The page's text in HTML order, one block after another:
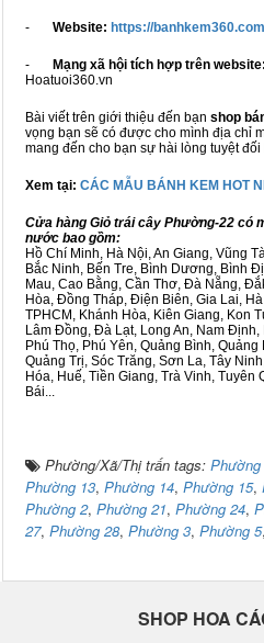
- Website: https://
- Mạng xã hội tích hợp trên website:
Hoatuoi360.vn
Bài viết trên giới thiệu đến bạn shop
vọng bạn sẽ có được cho mình địa chỉ
mang đến cho bạn sự hài lòng tuyệt
Xem tại: CÁC MẪU BÁNH KEM HOT
Cửa hàng Giỏ trái cây Phường-22 có
nước bao gồm:
Hồ Chí Minh, Hà Nội, An Giang, Vũng
Bắc Ninh, Bến Tre, Bình Dương, Bình
Mau, Cao Bằng, Cần Thơ, Đà Nẵng,
Hòa, Đồng Tháp, Điện Biên, Gia Lai,
TPHCM, Khánh Hòa, Kiên Giang, Kon
Lâm Đồng, Đà Lạt, Long An, Nam
Phú Thọ, Phú Yên, Quảng Bình,
Quảng Trị, Sóc Trăng, Sơn La, Tây
Hóa, Huế, Tiền Giang, Trà Vinh, Tuyên
Bái...
Phường/Xã/Thị trấn tags: Phường
Phường 13, Phường 14, Phường 15,
Phường 2, Phường 21, Phường 24,
27, Phường 28, Phường 3, Phường 5,
SHOP HOA